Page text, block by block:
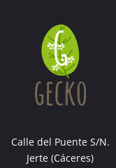
Calle del Puente S/N.
Jerte (Cáceres)